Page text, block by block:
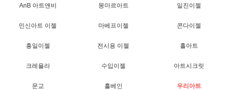
AnB 아트앤비 몽마르아트 일진이젤
민신아트 이젤 마베프이젤 콘다이젤
흥일이젤 전시용 이젤 홀아트
크레욜라 수입이젤 아트시크릿
문교 홀베인 우리아트